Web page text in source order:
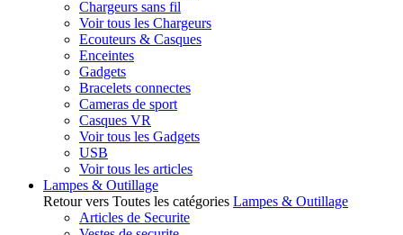
Chargeurs sans fil
Voir tous les Chargeurs
Ecouteurs & Casques
Enceintes
Gadgets
Bracelets connectes
Cameras de sport
Casques VR
Voir tous les Gadgets
USB
Voir tous les articles
Lampes & Outillage
Retour vers Toutes les catégories Lampes & Outillage
Articles de Securite